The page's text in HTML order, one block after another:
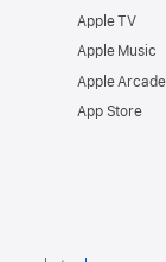
Apple TV
Apple Music
Apple Arcade
App Store